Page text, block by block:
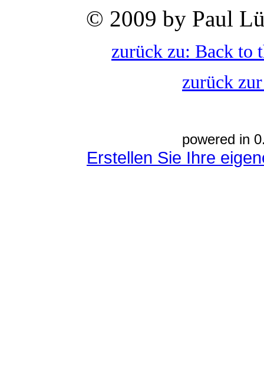
© 2009 by Paul
zurück zu: Back to
zurück
powered in
Erstellen Sie Ihre